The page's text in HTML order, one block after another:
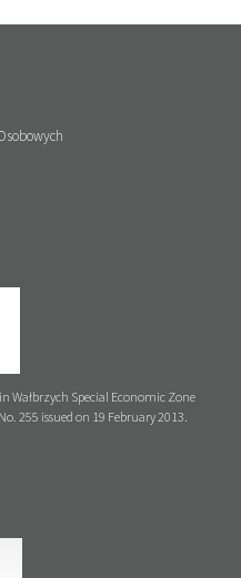
Wałbrzych Special Economic Zone
255 issued on 19 February 2013.